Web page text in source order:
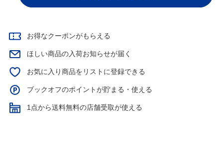
お得なクーポンがもらえる
ほしい商品の入荷お知らせが届く
お気に入り商品をリストに登録できる
ブックオフのポイントが貯まる・使える
1点から送料無料の店舗受取が使える